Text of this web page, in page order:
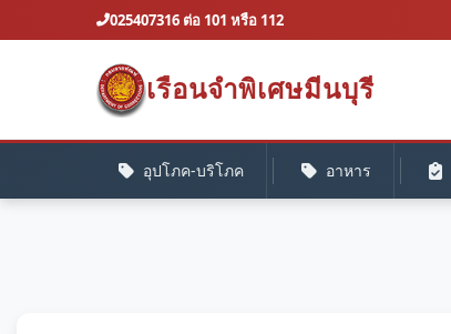
025407316 ต่อ 101 หรือ 112
เรือนจำพิเศษมีนบุรี
อุปโภค-บริโภค อาหาร